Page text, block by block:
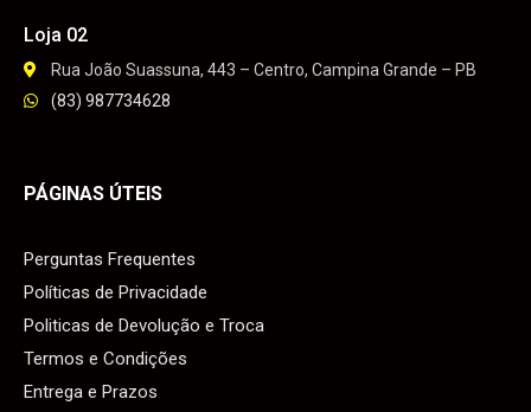
Loja 02
Rua João Suassuna, 443 – Centro, Campina Grande – PB
(83) 987734628
PÁGINAS ÚTEIS
Perguntas Frequentes
Políticas de Privacidade
Politicas de Devolução e Troca
Termos e Condições
Entrega e Prazos